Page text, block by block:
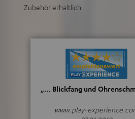
Zubehör erhältlich
„… Blickfang und
www.play-